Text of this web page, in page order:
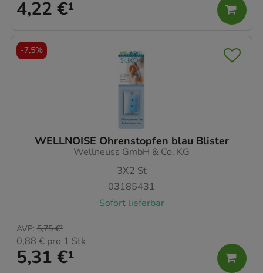
4,22 €¹
WELLNOISE Ohrenstopfen blau Blister
Wellneuss GmbH & Co. KG
3X2 St
03185431
Sofort lieferbar
5,31 €¹
AVP: 5,75 €²
0,88 € pro 1 Stk
-7,5%